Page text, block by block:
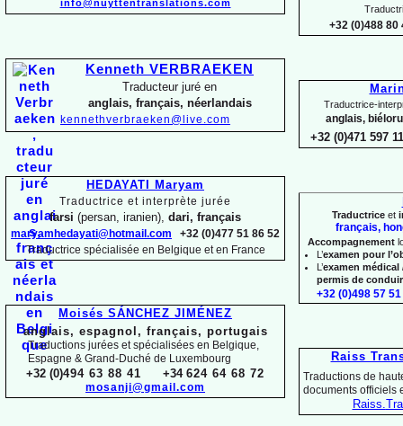
+32 (0)488 80
Traductrice-
anglais,
+32 (0)471 597
Traductrice et
français,
Accompagnement
L’examen pour
L’examen
permis de
+32 (0)498 57 51
Raiss
Traductions de
documents officiels
Raiss.
info@nuyttentranslations.com
Kenneth VERBRAEKEN
Traducteur juré en
anglais, français, néerlandais
kennethverbraeken@live.com
HEDAYATI Maryam
Traductrice et interprète jurée
farsi (persan, iranien), dari, français
maryamhedayati@hotmail.com +32 (0)477 51 86 52
Traductrice spécialisée en Belgique et en France
Moisés SÁNCHEZ JIMÉNEZ
anglais, espagnol, français, portugais
Traductions jurées et spécialisées en Belgique,
Espagne & Grand-Duché de Luxembourg
+32 (0)494 63 88 41 +34 624 64 68 72
mosanji@gmail.com